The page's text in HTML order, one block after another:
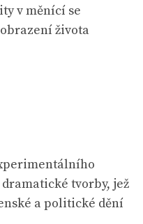
v měnící se
života
tvorby, jež
a politické dění